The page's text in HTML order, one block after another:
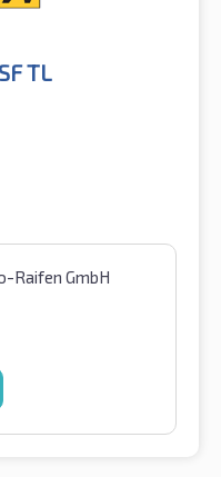
TL
Raifen GmbH